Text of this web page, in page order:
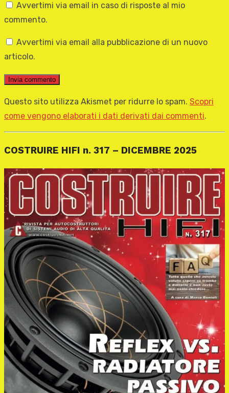
Avvertimi via email in caso di risposte al mio
commento.
Avvertimi via email alla pubblicazione di un nuovo
articolo.
Questo sito utilizza Akismet per ridurre lo spam. Scopri
come vengono elaborati i dati derivati dai commenti.
COSTRUIRE HIFI n. 317 – DICEMBRE 2025